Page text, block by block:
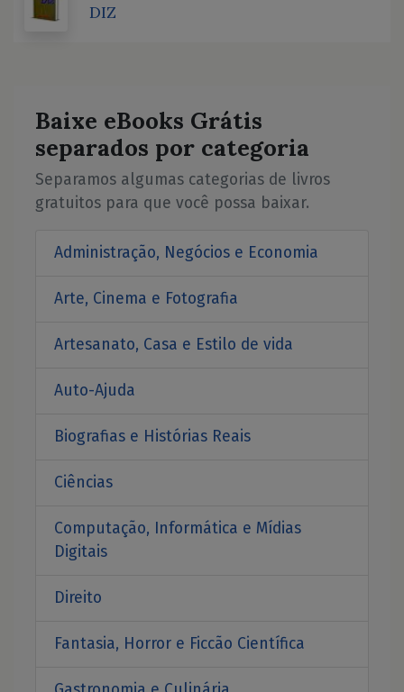
DIZ
Baixe eBooks Grátis
separados por categoria
Separamos algumas categorias de livros
gratuitos para que você possa baixar.
Administração, Negócios e Economia
Arte, Cinema e Fotografia
Artesanato, Casa e Estilo de vida
Auto-Ajuda
Biografias e Histórias Reais
Ciências
Computação, Informática e Mídias
Digitais
Direito
Fantasia, Horror e Ficcão Científica